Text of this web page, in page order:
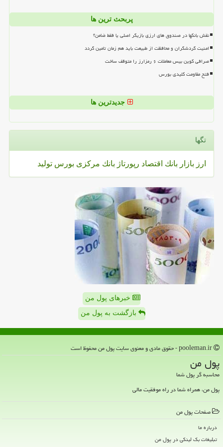
پربحث ترین ها
نقش بانکها در صندوق های ارزی بازیگر اصلی یا فقط ضامن؟
امنیت گردشگران و محافظت از طبیعت باید هم زمان تامین گردد
صرافی کوین بیس معاملات ۶ رمزارز را متوقف ساخت
فتح مقاومت کلیدی بورس
جدیدترین ها
تگها
ارز بازار بانك اقتصاد رپورتاژ بانك مركزی بورس تولید
خبرهای پول من
بازگشت به پول من
پول من
محاسبه گر پول شما
پول من، همراه شما در راه موفقیت مالی
صفحات پول من
درباره ما
تبلیغات بک لینکی در پول من